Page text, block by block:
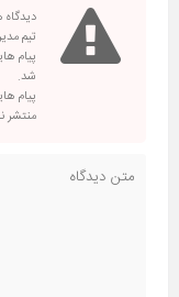
تیم
پیام
شد.
پیام
منتشر